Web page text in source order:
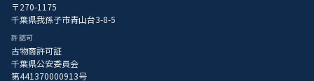
〒270-1175
千葉県我孫子市青山台3-8-5
許認可
古物商許可証
千葉県公安委員会
第441370000913号